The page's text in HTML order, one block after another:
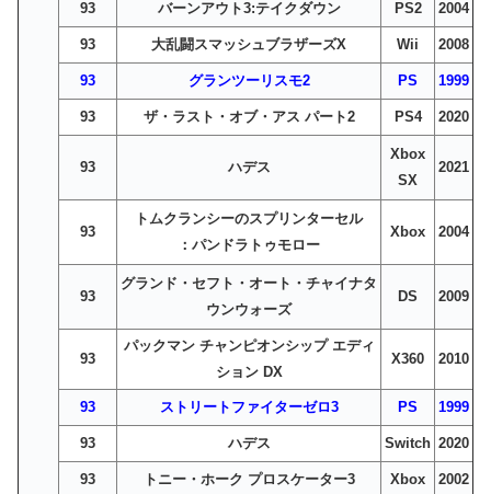
93 バーンアウト3:テイクダウン PS2 2004
93 大乱闘スマッシュブラザーズX Wii 2008
93 グランツーリスモ2 PS 1999
93 ザ・ラスト・オブ・アス パート2 PS4 2020
93 ハデス
Xbox
SX
2021
93
トムクランシーのスプリンターセル
：パンドラトゥモロー
Xbox 2004
93
グランド・セフト・オート・チャイナタ
ウンウォーズ
DS 2009
93
パックマン チャンピオンシップ エディ
ション DX
X360 2010
93 ストリートファイターゼロ3 PS 1999
93 ハデス Switch 2020
93 トニー・ホーク プロスケーター3 Xbox 2002